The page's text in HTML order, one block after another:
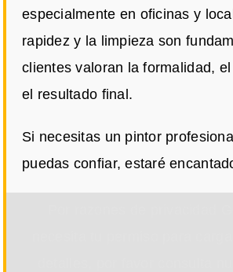
especialmente en oficinas y
rapidez y la limpieza son
clientes valoran la formalidad,
el resultado final.
Si necesitas un pintor
puedas confiar, estaré